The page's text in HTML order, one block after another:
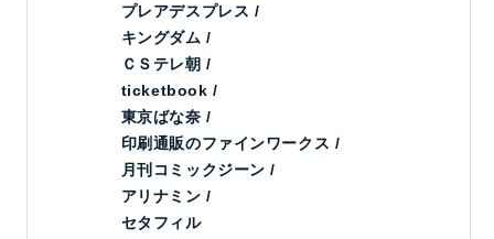
プレアデスプレス /
キングダム /
ＣＳテレ朝 /
ticketbook /
東京ばな奈 /
印刷通販のファインワークス /
月刊コミックジーン /
アリナミン /
セタフィル